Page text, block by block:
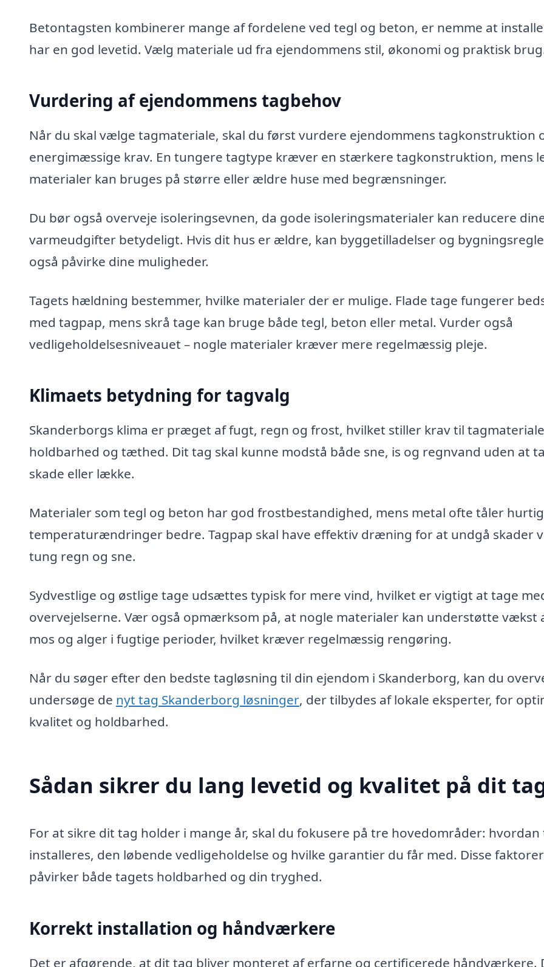
Betontagsten kombinerer mange af fordelene ved tegl og beton, er nemme at
har en god levetid. Vælg materiale ud fra ejendommens stil, økonomi og praktisk
Vurdering af ejendommens tagbehov
Når du skal vælge tagmateriale, skal du først vurdere ejendommens tagkonstruktion
energimæssige krav. En tungere tagtype kræver en stærkere tagkonstruktion, mens
materialer kan bruges på større eller ældre huse med begrænsninger.
Du bør også overveje isoleringsevnen, da gode isoleringsmaterialer kan reducere
varmeudgifter betydeligt. Hvis dit hus er ældre, kan byggetilladelser og
også påvirke dine muligheder.
Tagets hældning bestemmer, hvilke materialer der er mulige. Flade tage fungerer
med tagpap, mens skrå tage kan bruge både tegl, beton eller metal. Vurder også
vedligeholdelsesniveauet – nogle materialer kræver mere regelmæssig pleje.
Klimaets betydning for tagvalg
Skanderborgs klima er præget af fugt, regn og frost, hvilket stiller krav til
holdbarhed og tæthed. Dit tag skal kunne modstå både sne, is og regnvand uden at
skade eller lække.
Materialer som tegl og beton har god frostbestandighed, mens metal ofte tåler
temperaturændringer bedre. Tagpap skal have effektiv dræning for at undgå skader
tung regn og sne.
Sydvestlige og østlige tage udsættes typisk for mere vind, hvilket er vigtigt at tage
overvejelserne. Vær også opmærksom på, at nogle materialer kan understøtte vækst
mos og alger i fugtige perioder, hvilket kræver regelmæssig rengøring.
Når du søger efter den bedste tagløsning til din ejendom i Skanderborg, kan du
undersøge de nyt tag Skanderborg løsninger, der tilbydes af lokale eksperter, for
kvalitet og holdbarhed.
Sådan sikrer du lang levetid og kvalitet på dit
For at sikre dit tag holder i mange år, skal du fokusere på tre hovedområder:
installeres, den løbende vedligeholdelse og hvilke garantier du får med. Disse faktorer
påvirker både tagets holdbarhed og din tryghed.
Korrekt installation og håndværkere
Det er afgørende, at dit tag bliver monteret af erfarne og certificerede håndværkere.